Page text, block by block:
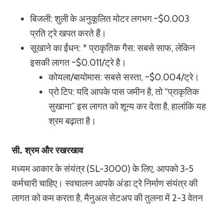
बिजली: शुली के अनुकूलित मोटर लगभग ~$0.003
प्रति ट्रे खपत करते हैं।
सूखाने का ईंधन: * प्राकृतिक गैस: सबसे साफ, लेकिन
इसकी लागत ~$0.011/ट्रे है।
कोयला/बायोमास: सबसे सस्ता, ~$0.004/ट्रे।
प्रो टिप: यदि आपके पास जमीन है, तो “प्राकृतिक
सुखाना” इस लागत को शून्य कर देता है, हालांकि यह
श्रम बढ़ाता है।
सी. श्रम और रखरखाव
मध्यम आकार के संयंत्र (SL-3000) के लिए, आपको 3-5
कर्मचारी चाहिए। स्वचालन आपके अंडा ट्रे निर्माण संयंत्र की
लागत को कम करता है, मैनुअल सेटअप की तुलना में 2-3 वेतन